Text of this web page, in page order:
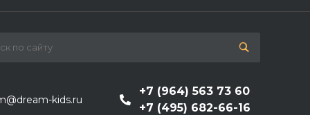
kids.ru
+7 (964) 563 73 60
+7 (495) 682-66-16